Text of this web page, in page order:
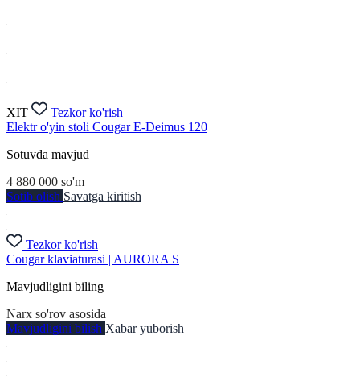
XIT
Tezkor ko'rish
Elektr o'yin stoli Cougar E-Deimus 120
Sotuvda mavjud
4 880 000 so'm
Sotib olish Savatga kiritish
Tezkor ko'rish
Cougar klaviaturasi | AURORA S
Mavjudligini biling
Narx so'rov asosida
Mavjudligini bilish Xabar yuborish